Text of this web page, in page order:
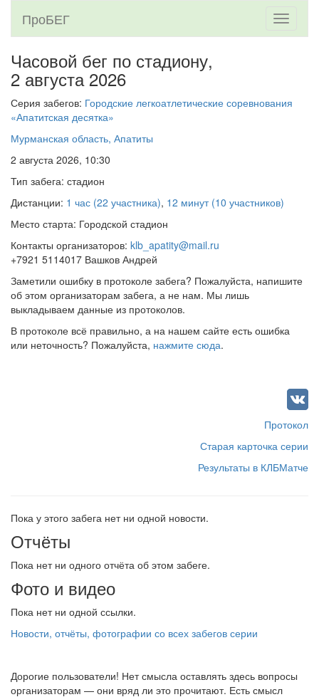
Toggle
ПроБЕГ
Часовой бег по стадиону,
2 августа 2026
Серия забегов: Городские легкоатлетические соревнования
«Апатитская десятка»
Мурманская область, Апатиты
2 августа 2026, 10:30
Тип забега: стадион
Дистанции: 1 час (22 участника), 12 минут (10 участников)
Место старта: Городской стадион
Контакты организаторов: klb_apatity@mail.ru
+7921 5114017 Вашков Андрей
Заметили ошибку в протоколе забега? Пожалуйста, напишите
об этом организаторам забега, а не нам. Мы лишь
выкладываем данные из протоколов.
В протоколе всё правильно, а на нашем сайте есть ошибка
или неточность? Пожалуйста, нажмите сюда.
Протокол
Старая карточка серии
Результаты в КЛБМатче
Пока у этого забега нет ни одной новости.
Отчёты
Пока нет ни одного отчёта об этом забеге.
Фото и видео
Пока нет ни одной ссылки.
Новости, отчёты, фотографии со всех забегов серии
Дорогие пользователи! Нет смысла оставлять здесь вопросы
организаторам — они вряд ли это прочитают. Есть смысл